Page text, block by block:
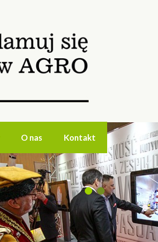
O nas Kontakt
1 2